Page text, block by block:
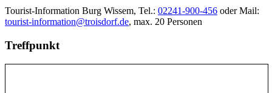
Tourist-Information Burg Wissem, Tel.: 02241-900-456 oder Mail:
tourist-information@troisdorf.de, max. 20 Personen
Treffpunkt